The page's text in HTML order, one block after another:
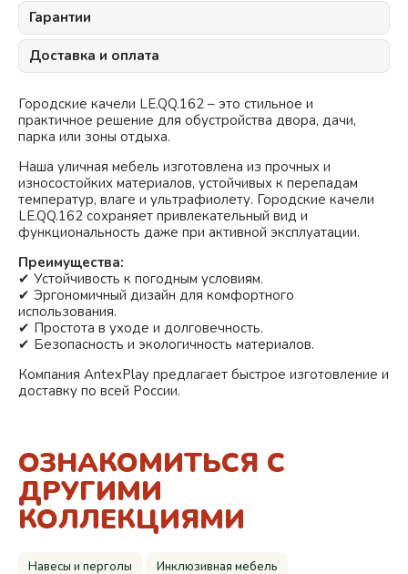
Гарантии
Доставка и оплата
Городские качели LE.QQ.162 – это стильное и
практичное решение для обустройства двора, дачи,
парка или зоны отдыха.
Наша уличная мебель изготовлена из прочных и
износостойких материалов, устойчивых к перепадам
температур, влаге и ультрафиолету. Городские качели
LE.QQ.162 сохраняет привлекательный вид и
функциональность даже при активной эксплуатации.
Преимущества:
✔ Устойчивость к погодным условиям.
✔ Эргономичный дизайн для комфортного
использования.
✔ Простота в уходе и долговечность.
✔ Безопасность и экологичность материалов.
Компания AntexPlay предлагает быстрое изготовление и
доставку по всей России.
ОЗНАКОМИТЬСЯ С
ДРУГИМИ
КОЛЛЕКЦИЯМИ
Навесы и перголы Инклюзивная мебель